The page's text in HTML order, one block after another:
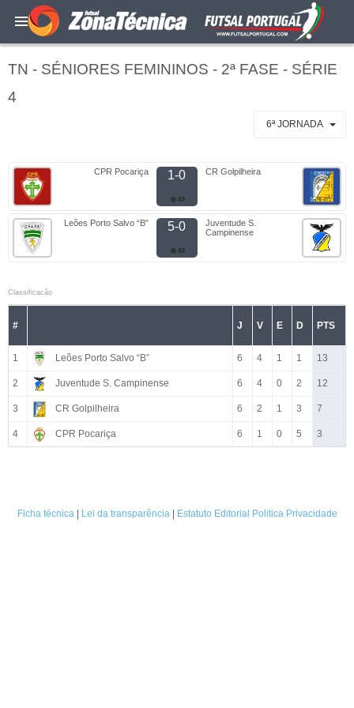
TN - SÉNIORES FEMININOS - 2ª FASE - SÉRIE
4
6ª JORNADA
CPR Pocariça 1-0 CR Golpilheira
Leões Porto Salvo “B” 5-0
Juventude S.
Campinense
Classificacão
# J V E D PTS
1 Leões Porto Salvo “B” 6 4 1 1 13
2 Juventude S. Campinense 6 4 0 2 12
3 CR Golpilheira 6 2 1 3 7
4 CPR Pocariça 6 1 0 5 3
Ficha técnica| Lei da transparência| Estatuto Editorial Politica Privacidade